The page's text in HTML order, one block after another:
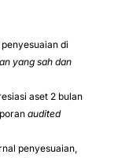
di
yang sah dan
aset 2 bulan
audited
penyesuaian,